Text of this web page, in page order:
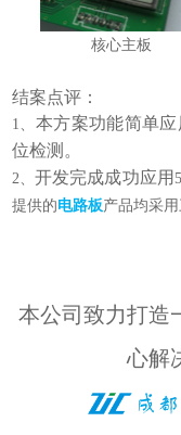
核心主板
结案点评：
1、 本方案功能简单
位检测。
2、开发完成成功应用
提供的电路板产品均采用
本公司致力打造
心解